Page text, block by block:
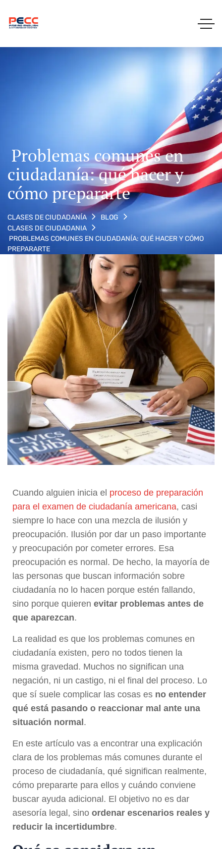
Problemas comunes en
ciudadanía: qué hacer y
cómo prepararte
CLASES DE CIUDADANÍA
BLOG
CLASES DE CIUDADANIA
PROBLEMAS COMUNES EN CIUDADANÍA: QUÉ HACER Y CÓMO
PREPARARTE
Cuando alguien inicia el proceso de preparación
para el examen de ciudadanía americana, casi
siempre lo hace con una mezcla de ilusión y
preocupación. Ilusión por dar un paso importante
y preocupación por cometer errores. Esa
preocupación es normal. De hecho, la mayoría de
las personas que buscan información sobre
ciudadanía no lo hacen porque estén fallando,
sino porque quieren evitar problemas antes de
que aparezcan.
La realidad es que los problemas comunes en
ciudadanía existen, pero no todos tienen la
misma gravedad. Muchos no significan una
negación, ni un castigo, ni el final del proceso. Lo
que sí suele complicar las cosas es no entender
qué está pasando o reaccionar mal ante una
situación normal.
En este artículo vas a encontrar una explicación
clara de los problemas más comunes durante el
proceso de ciudadanía, qué significan realmente,
cómo prepararte para ellos y cuándo conviene
buscar ayuda adicional. El objetivo no es dar
asesoría legal, sino ordenar escenarios reales y
reducir la incertidumbre.